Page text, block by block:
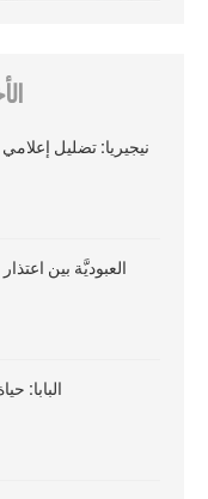
نيجيريا: تضليل
العبوديَّة بين
البابا: